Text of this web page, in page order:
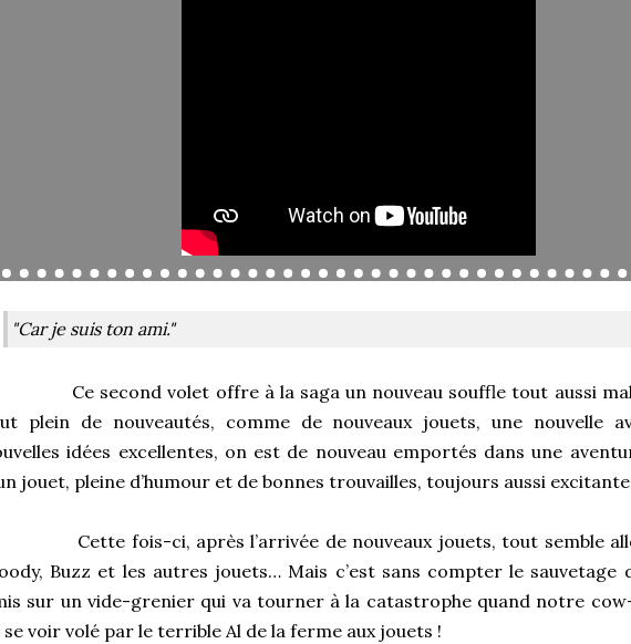
"Car je suis ton ami."
Ce second volet offre à la saga un nouveau souffle tout aussi
plein de nouveautés, comme de nouveaux jouets, une nouvelle
idées excellentes, on est de nouveau emportés dans une
jouet, pleine d’humour et de bonnes trouvailles, toujours aussi
Cette fois-ci, après l’arrivée de nouveaux jouets, tout semble
Buzz et les autres jouets… Mais c’est sans compter le sauvetage
sur un vide-grenier qui va tourner à la catastrophe quand notre
se voir volé par le terrible Al de la ferme aux jouets !